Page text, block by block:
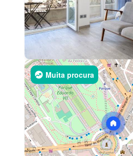
Muita procura